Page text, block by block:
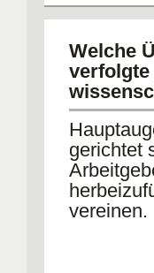
Welche
verfolgte
gerichtet
vereinen.